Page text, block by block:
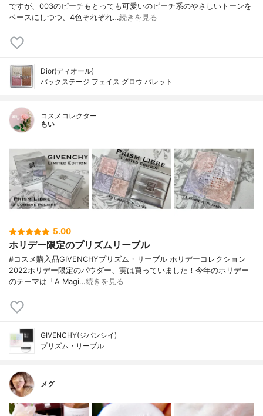
ですが、003のピーチもとっても可愛いのピーチ系のやさしいトーンを
ベースにしつつ、4色それぞれ…続きを見る
Dior(ディオール)
バックステージ フェイス グロウ パレット
コスメコレクター
もい
5.00
ホリデー限定のプリズムリーブル
#コスメ購入品GIVENCHYプリズム・リーブル ホリデーコレクション
2022ホリデー限定のパウダー、実は買っていました！今年のホリデー
のテーマは「A Magi…続きを見る
GIVENCHY(ジバンシイ)
プリズム・リーブル
メグ